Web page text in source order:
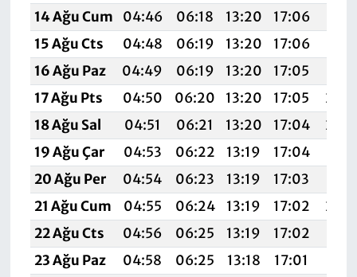
14 Ağu Cum
04:46 06:18 13:20 17:06
15 Ağu Cts
04:48 06:19 13:20 17:06
16 Ağu Paz
04:49 06:19 13:20 17:05
17 Ağu Pts
04:50 06:20 13:20 17:05
18 Ağu Sal
04:51 06:21 13:20 17:04
19 Ağu Çar
04:53 06:22 13:19 17:04
20 Ağu Per
04:54 06:23 13:19 17:03
21 Ağu Cum
04:55 06:24 13:19 17:02
22 Ağu Cts
04:56 06:25 13:19 17:02
23 Ağu Paz
04:58 06:25 13:18 17:01